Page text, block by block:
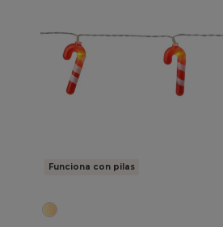
Funciona con pilas